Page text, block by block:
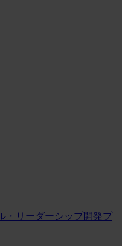
・リーダーシップ開発プ